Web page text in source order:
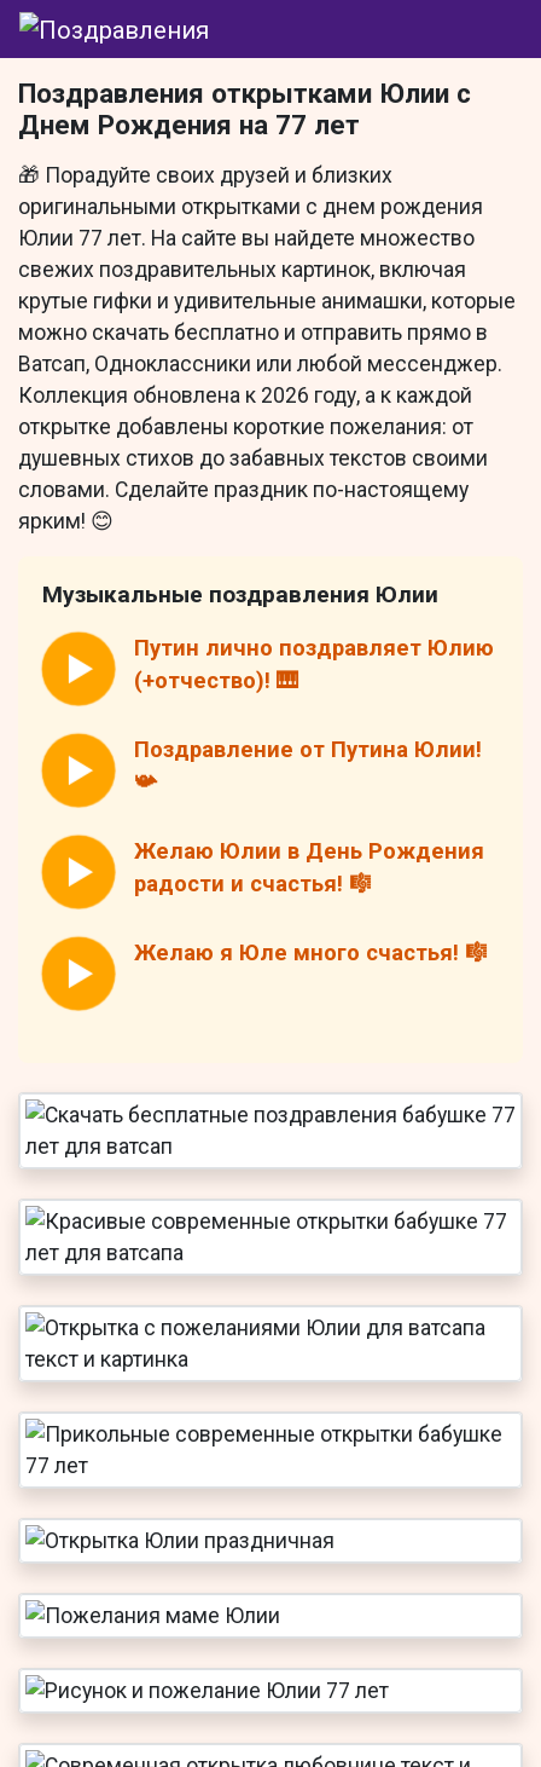
Поздравления открытками Юлии с
Днем Рождения на 77 лет
🎁 Порадуйте своих друзей и близких
оригинальными открытками с днем рождения
Юлии 77 лет. На сайте вы найдете множество
свежих поздравительных картинок, включая
крутые гифки и удивительные анимашки, которые
можно скачать бесплатно и отправить прямо в
Ватсап, Одноклассники или любой мессенджер.
Коллекция обновлена к 2026 году, а к каждой
открытке добавлены короткие пожелания: от
душевных стихов до забавных текстов своими
словами. Сделайте праздник по-настоящему
ярким! 😊
Музыкальные поздравления Юлии
Путин лично поздравляет Юлию
(+отчество)! 🎹
Поздравление от Путина Юлии!
📯
Желаю Юлии в День Рождения
радости и счастья! 🎼
Желаю я Юле много счастья! 🎼